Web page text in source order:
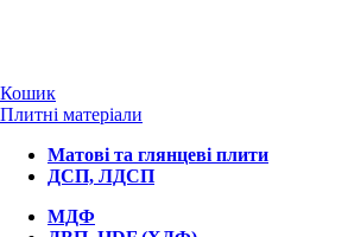
Кошик
Плитні матеріали
Матові та глянцеві плити
ДСП, ЛДСП
МДФ